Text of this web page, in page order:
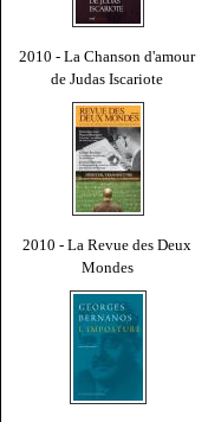
2010 - La Chanson d'amour
de Judas Iscariote
2010 - La Revue des Deux
Mondes